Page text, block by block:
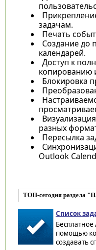
задачам.
Печать
Создание до
календарей.
Доступ к
копированию
Блокировка
разных
Пересылка
Outlook
ТОП-сегодня раздела
Список
помощью
создавать